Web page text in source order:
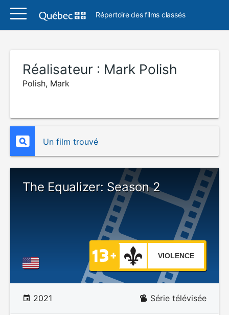
Répertoire des films classés
Réalisateur : Mark Polish
Polish, Mark
Un film trouvé
The Equalizer: Season 2
VIOLENCE
2021 Série télévisée